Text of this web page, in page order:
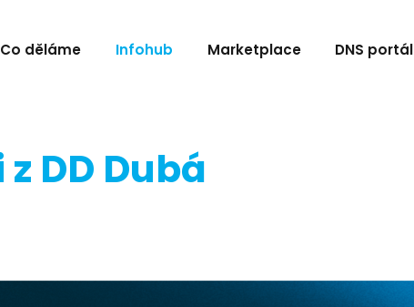
Co děláme Infohub Marketplace DNS portál
DD Dubá